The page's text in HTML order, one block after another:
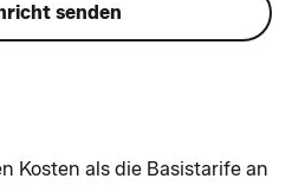
senden
Kosten als die Basistarife an